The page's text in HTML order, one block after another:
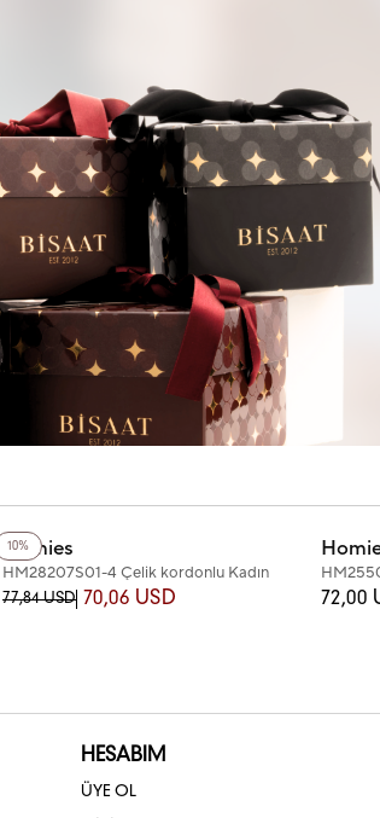
10%
+2Renk
Homies
HM28207S01-4 Çelik kordonlu Kadın
Kol Saati
77,84 USD 70,06 USD
+4Renk
Kol
72,00
HESABIM
ÜYE OL